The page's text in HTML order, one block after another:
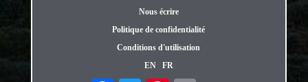
Nous écrire
Politique de confidentialité
Conditions d'utilisation
EN
FR